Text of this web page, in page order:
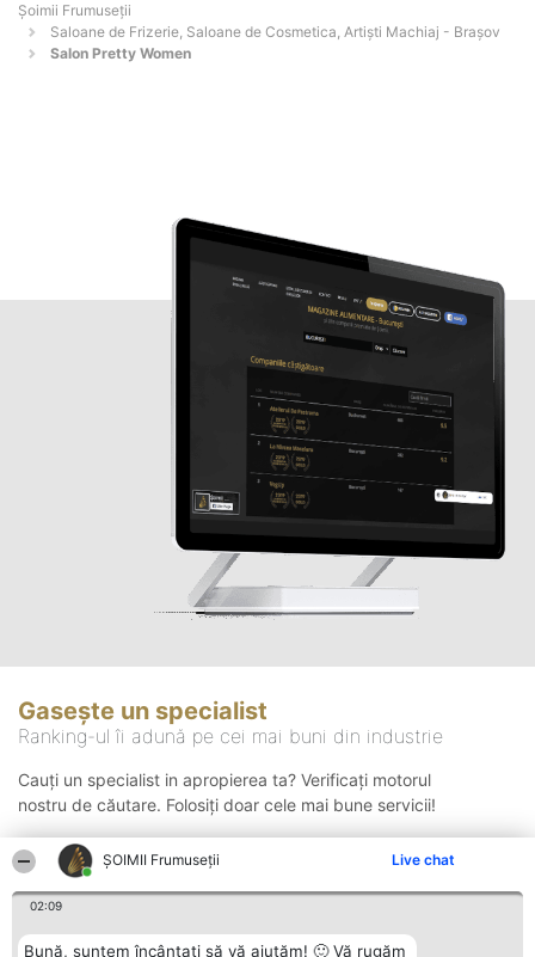
ȘOIMII Frumuseții Live chat
02:09
Bună, suntem încântați să vă ajutăm! 🙂 Vă rugăm
Șoimii Frumuseții
Saloane de Frizerie, Saloane de Cosmetica, Artiști Machiaj - Braşov
Salon Pretty Women
Gasește un specialist
Ranking-ul îi adună pe cei mai buni din industrie
Cauți un specialist in apropierea ta? Verificați motorul
nostru de căutare. Folosiți doar cele mai bune servicii!